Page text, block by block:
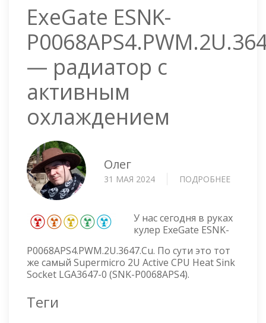
ExeGate ESNK-
— радиатор с
активным
охлаждением
Олег
31 МАЯ 2024 ПОДРОБНЕЕ
У нас сегодня в руках
кулер ExeGate ESNK-
P0068APS4.PWM.2U.3647.Cu. По сути это тот
же самый Supermicro 2U Active CPU Heat Sink
Socket LGA3647-0 (SNK-P0068APS4).
Теги